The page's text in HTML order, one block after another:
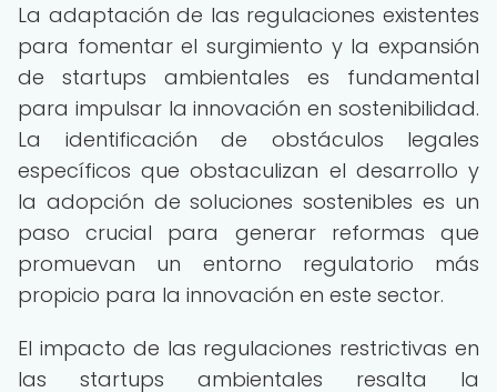
La adaptación de las regulaciones existentes
para fomentar el surgimiento y la expansión
de startups ambientales es fundamental
para impulsar la innovación en sostenibilidad.
La identificación de obstáculos legales
específicos que obstaculizan el desarrollo y
la adopción de soluciones sostenibles es un
paso crucial para generar reformas que
promuevan un entorno regulatorio más
propicio para la innovación en este sector.
El impacto de las regulaciones restrictivas en
las startups ambientales resalta la